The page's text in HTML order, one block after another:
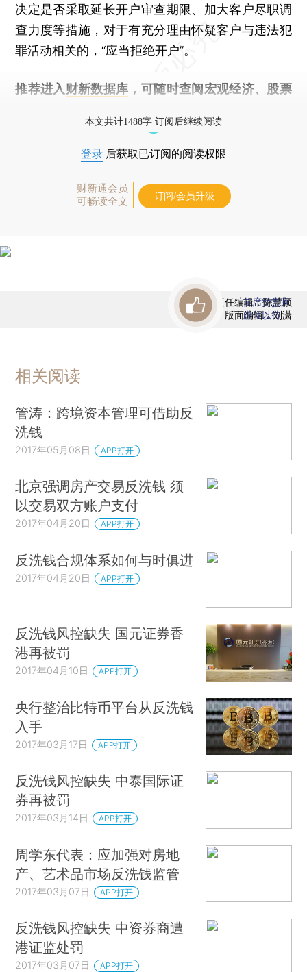
决定是否采取延长开户审查期限、加大客户尽职调
查力度等措施，对于有充分理由怀疑客户与违法犯
罪活动相关的，“应当拒绝开户”。
推荐进入 财新数据库 ，可随时查阅宏观经济、股票
本文共计1488字 订阅后继续阅读
登录 后获取已订阅的阅读权限
财新通会员
可畅读全文
订阅/会员升级
责任编辑：陈慧颖
版面编辑：刘潇
首席赞赏官
虚位以待
相关阅读
管涛：跨境资本管理可借助反
洗钱
2017年05月08日 APP打开
北京强调房产交易反洗钱 须
以交易双方账户支付
2017年04月20日 APP打开
反洗钱合规体系如何与时俱进
2017年04月20日 APP打开
反洗钱风控缺失 国元证券香
港再被罚
2017年04月10日 APP打开
央行整治比特币平台从反洗钱
入手
2017年03月17日 APP打开
反洗钱风控缺失 中泰国际证
券再被罚
2017年03月14日 APP打开
周学东代表：应加强对房地
产、艺术品市场反洗钱监管
2017年03月07日 APP打开
反洗钱风控缺失 中资券商遭
港证监处罚
2017年03月07日 APP打开